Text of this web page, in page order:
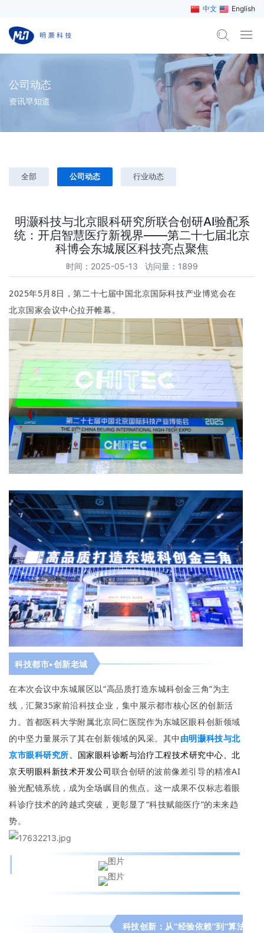
中文 English
公司动态
资讯早知道
全部 公司动态 行业动态
明灏科技与北京眼科研究所联合创研AI验配系
统：开启智慧医疗新视界——第二十七届北京
科博会东城展区科技亮点聚焦
时间：2025-05-13 访问量：1899
2025年5月8日，第二十七届中国北京国际科技产业博览会在
北京国家会议中心拉开帷幕。
科技都市▪创新老城
在本次会议中东城展区以“高品质打造东城科创金三角”为主
线，汇聚35家前沿科技企业，集中展示都市核心区的创新活
力。首都医科大学附属北京同仁医院作为东城区眼科创新领域
的中坚力量展示了其在创新领域的风采。其中 由明灏科技与北
京市眼科研究所、 国家眼科诊断与治疗工程技术研究中心、北
京天明眼科新技术开发公司联合创研的波前像差引导的精准AI
验光配镜系统，成为全场瞩目的焦点。这一成果不仅标志着眼
科诊疗技术的跨越式突破，更彰显了“科技赋能医疗”的未来趋
势。
科技创新：从“经验依赖”到“算法驱